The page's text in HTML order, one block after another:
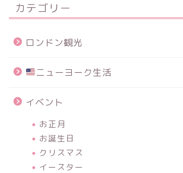
カテゴリー
ロンドン観光
ニューヨーク生活
イベント
お正月
お誕生日
クリスマス
イースター